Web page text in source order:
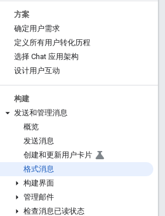
方案
确定用户需求
定义所有用户转化历程
选择 Chat 应用架构
设计用户互动
构建
发送和管理消息
概览
发送消息
创建和更新用户卡片
格式消息
构建界面
管理邮件
检查消息已读状态